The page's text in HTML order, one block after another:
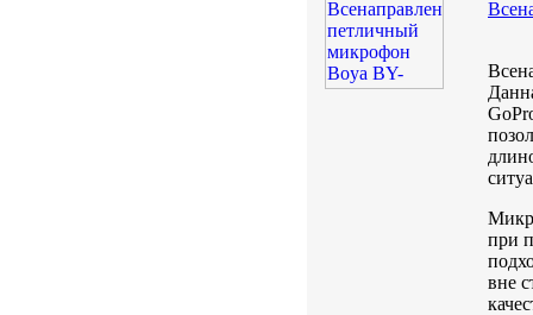
при
вне